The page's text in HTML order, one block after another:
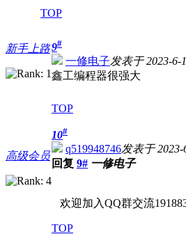
TOP
新手上路9#
一修电子发表于 2023-6-
鑫工编程器很强大
TOP
高级会员
10#
q519948746发表于 2023-
回复 9# 一修电子
欢迎加入QQ群交流
TOP